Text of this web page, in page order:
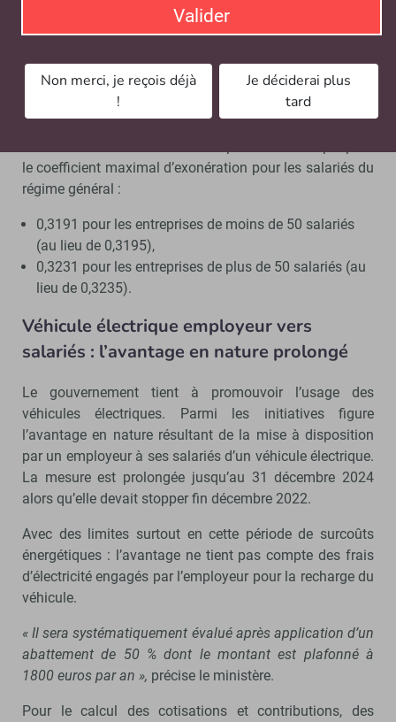
d’aucun sinistre) a baissé de 0,04 point.
de la réduction générale des cotisations et contributions
patronales (article L. 241-13 du code de la sécurité
sociale) sont ajustés.
le coefficient maximal d’exonération pour les salariés du
régime général :
0,3191 pour les entreprises de moins de 50 salariés
(au lieu de 0,3195),
0,3231 pour les entreprises de plus de 50 salariés (au
lieu de 0,3235).
Véhicule électrique employeur vers
salariés : l’avantage en nature prolongé
Le gouvernement tient à promouvoir l’usage des
véhicules électriques. Parmi les initiatives figure
l’avantage en nature résultant de la mise à disposition
par un employeur à ses salariés d’un véhicule électrique.
La mesure est prolongée jusqu’au 31 décembre 2024
alors qu’elle devait stopper fin décembre 2022.
Avec des limites surtout en cette période de surcoûts
énergétiques : l’avantage ne tient pas compte des frais
d’électricité engagés par l’employeur pour la recharge du
véhicule.
« Il sera systématiquement évalué après application d’un
abattement de 50 % dont le montant est plafonné à
1800 euros par an », précise le ministère.
Pour le calcul des cotisations et contributions, des
Valider
Non merci, je reçois déjà
!
Je déciderai plus
tard